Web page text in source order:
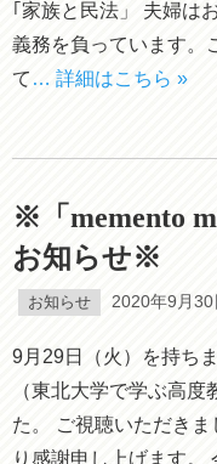
｢家族と民法」 夫婦は
義務を負っています。
て … 詳細はこちら »
※「memento
お知らせ※
お知らせ 2020年9月30
9月29日（火）を持ち
（東北大学で学ぶ高
た。 ご視聴いただき
り感謝申し上げます。